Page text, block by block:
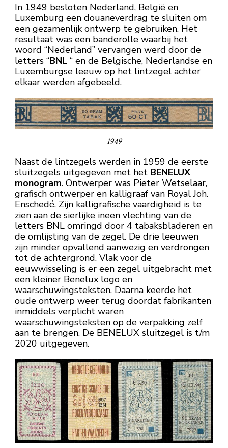
In 1949 besloten Nederland, België en
Luxemburg een douaneverdrag te sluiten om
een gezamenlijk ontwerp te gebruiken. Het
resultaat was een banderolle waarbij het
woord “Nederland” vervangen werd door de
letters “BNL “ en de Belgische, Nederlandse en
Luxemburgse leeuw op het lintzegel achter
elkaar werden afgebeeld.
1949
Naast de lintzegels werden in 1959 de eerste
sluitzegels uitgegeven met het BENELUX
monogram. Ontwerper was Pieter Wetselaar,
grafisch ontwerper en kalligraaf van Royal Joh.
Enschedé. Zijn kalligrafische vaardigheid is te
zien aan de sierlijke ineen vlechting van de
letters BNL omringd door 4 tabaksbladeren en
de omlijsting van de zegel. De drie leeuwen
zijn minder opvallend aanwezig en verdrongen
tot de achtergrond. Vlak voor de
eeuwwisseling is er een zegel uitgebracht met
een kleiner Benelux logo en
waarschuwingsteksten. Daarna keerde het
oude ontwerp weer terug doordat fabrikanten
inmiddels verplicht waren
waarschuwingsteksten op de verpakking zelf
aan te brengen. De BENELUX sluitzegel is t/m
2020 uitgegeven.